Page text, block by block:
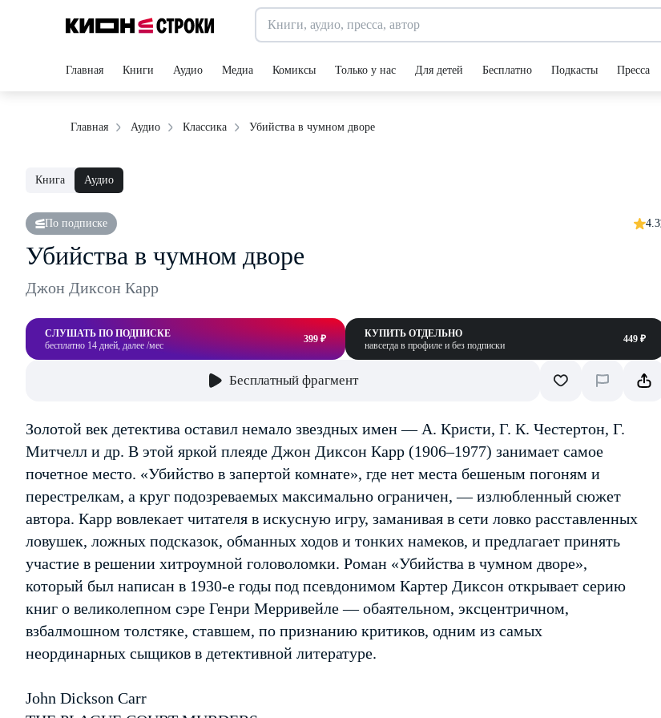
Главная Книги Аудио Медиа Комиксы Только у нас Для детей Бесплатно Подкасты Пресса
Главная Аудио Классика Убийства в чумном дворе
Книга Аудио
По подписке 4.3
Убийства в чумном дворе
Джон Диксон Карр
СЛУШАТЬ ПО ПОДПИСКЕ
бесплатно 14 дней, далее /мес
399 ₽
КУПИТЬ ОТДЕЛЬНО
навсегда в профиле и без подписки
449 ₽
Бесплатный фрагмент
Золотой век детектива оставил немало звездных имен — А. Кристи, Г. К. Честертон, Г.
Митчелл и др. В этой яркой плеяде Джон Диксон Карр (1906–1977) занимает самое
почетное место. «Убийство в запертой комнате», где нет места бешеным погоням и
перестрелкам, а круг подозреваемых максимально ограничен, — излюбленный сюжет
автора. Карр вовлекает читателя в искусную игру, заманивая в сети ловко расставленных
ловушек, ложных подсказок, обманных ходов и тонких намеков, и предлагает принять
участие в решении хитроумной головоломки. Роман «Убийства в чумном дворе»,
который был написан в 1930-е годы под псевдонимом Картер Диксон открывает серию
книг о великолепном сэре Генри Мерривейле — обаятельном, эксцентричном,
взбалмошном толстяке, ставшем, по признанию критиков, одним из самых
неординарных сыщиков в детективной литературе.
John Dickson Carr